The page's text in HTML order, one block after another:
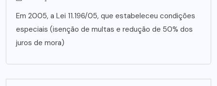
Em 2005, a Lei 11.196/05, que estabeleceu condições
especiais (isenção de multas e redução de 50% dos
juros de mora)